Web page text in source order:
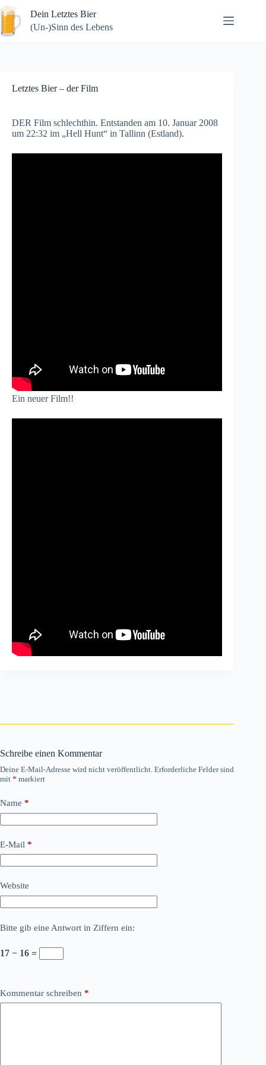
Zum
Inhalt
springen
Dein Letztes Bier
(Un-)Sinn des Lebens
Letztes Bier – der Film
DER Film schlechthin. Entstanden am 10. Januar 2008
um 22:32 im „Hell Hunt“ in Tallinn (Estland).
Ein neuer Film!!
Schreibe einen Kommentar
Deine E-Mail-Adresse wird nicht veröffentlicht. Erforderliche Felder sind
mit * markiert
Name *
E-Mail *
Website
Bitte gib eine Antwort in Ziffern ein:
17 − 16 =
Kommentar schreiben *